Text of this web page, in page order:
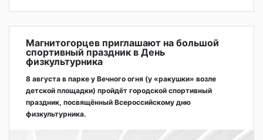
Магнитогорцев приглашают на большой
спортивный праздник в День
физкультурника
8 августа в парке у Вечного огня (у «ракушки» возле
детской площадки) пройдёт городской спортивный
праздник, посвящённый Всероссийскому дню
физкультурника.